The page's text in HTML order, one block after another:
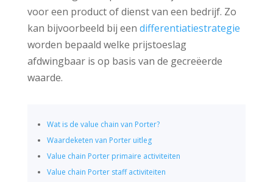
voor een product of dienst van een bedrijf. Zo
kan bijvoorbeeld bij een differentiatiestrategie
worden bepaald welke prijstoeslag
afdwingbaar is op basis van de gecreëerde
waarde.
Wat is de value chain van Porter?
Waardeketen van Porter uitleg
Value chain Porter primaire activiteiten
Value chain Porter staff activiteiten